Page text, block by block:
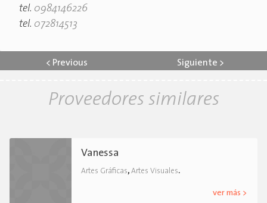
tel. 0984146226
tel. 072814513
< Previous Siguiente >
Proveedores similares
Vanessa
Artes Gráficas, Artes Visuales.
ver más >